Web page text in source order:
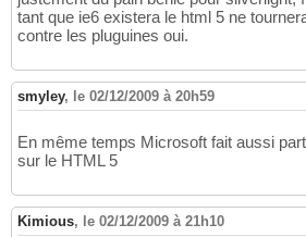
tant que ie6 existera le html 5 ne
contre les pluguines oui.
smyley, le 02/12/2009 à 20h59
En même temps Microsoft fait aussi
sur le HTML 5
Kimious, le 02/12/2009 à 21h10